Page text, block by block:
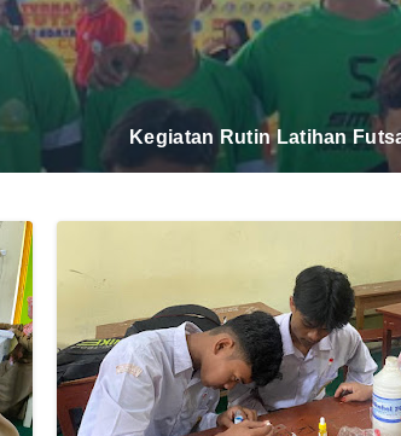
Daurah Tahsinul Qur'an Di SMA